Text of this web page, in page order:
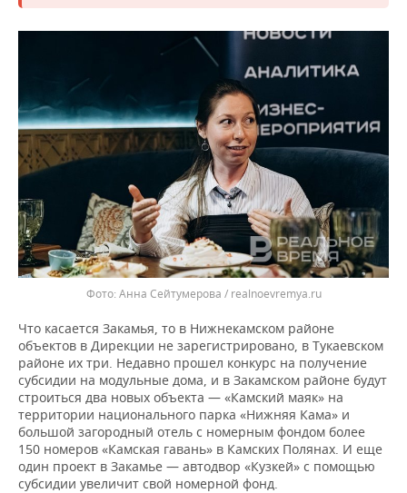
Анна Сейтумерова / realnoevremya.ru
Что касается Закамья, то в Нижнекамском районе
объектов в Дирекции не зарегистрировано, в Тукаевском
районе их три. Недавно прошел конкурс на получение
субсидии на модульные дома, и в Закамском районе будут
строиться два новых объекта — «Камский маяк» на
территории национального парка «Нижняя Кама» и
большой загородный отель с номерным фондом более
150 номеров «Камская гавань» в Камских Полянах. И еще
один проект в Закамье — автодвор «Кузкей» с помощью
субсидии увеличит свой номерной фонд.